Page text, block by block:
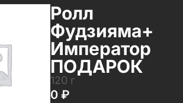
Ролл
Фудзияма+
Император
ПОДАРОК
120 г
0 ₽